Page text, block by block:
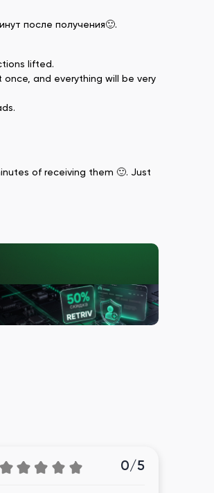
после получения🙂.
lifted.
and everything will be very
of receiving them 🙂. Just
0/5